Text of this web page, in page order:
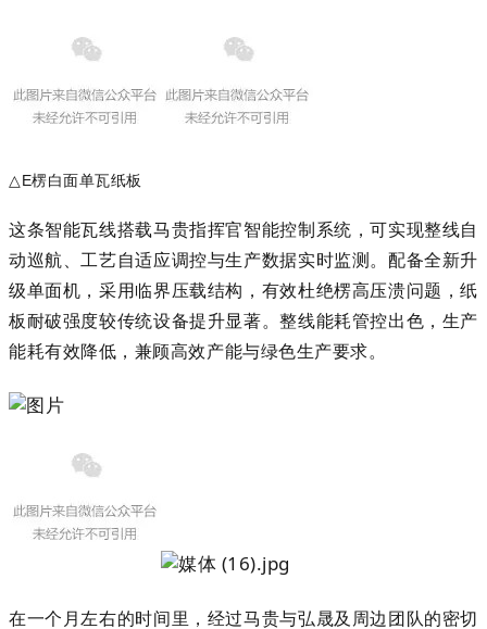
△E楞白面单瓦纸板
这条智能瓦线搭载马贵指挥官智能控制系统，可实现整线自
动巡航、工艺自适应调控与生产数据实时监测。配备全新升
级单面机，采用临界压载结构，有效杜绝楞高压溃问题，纸
板耐破强度较传统设备提升显著。整线能耗管控出色，生产
能耗有效降低，兼顾高效产能与绿色生产要求。
在一个月左右的时间里，经过马贵与弘晟及周边团队的密切